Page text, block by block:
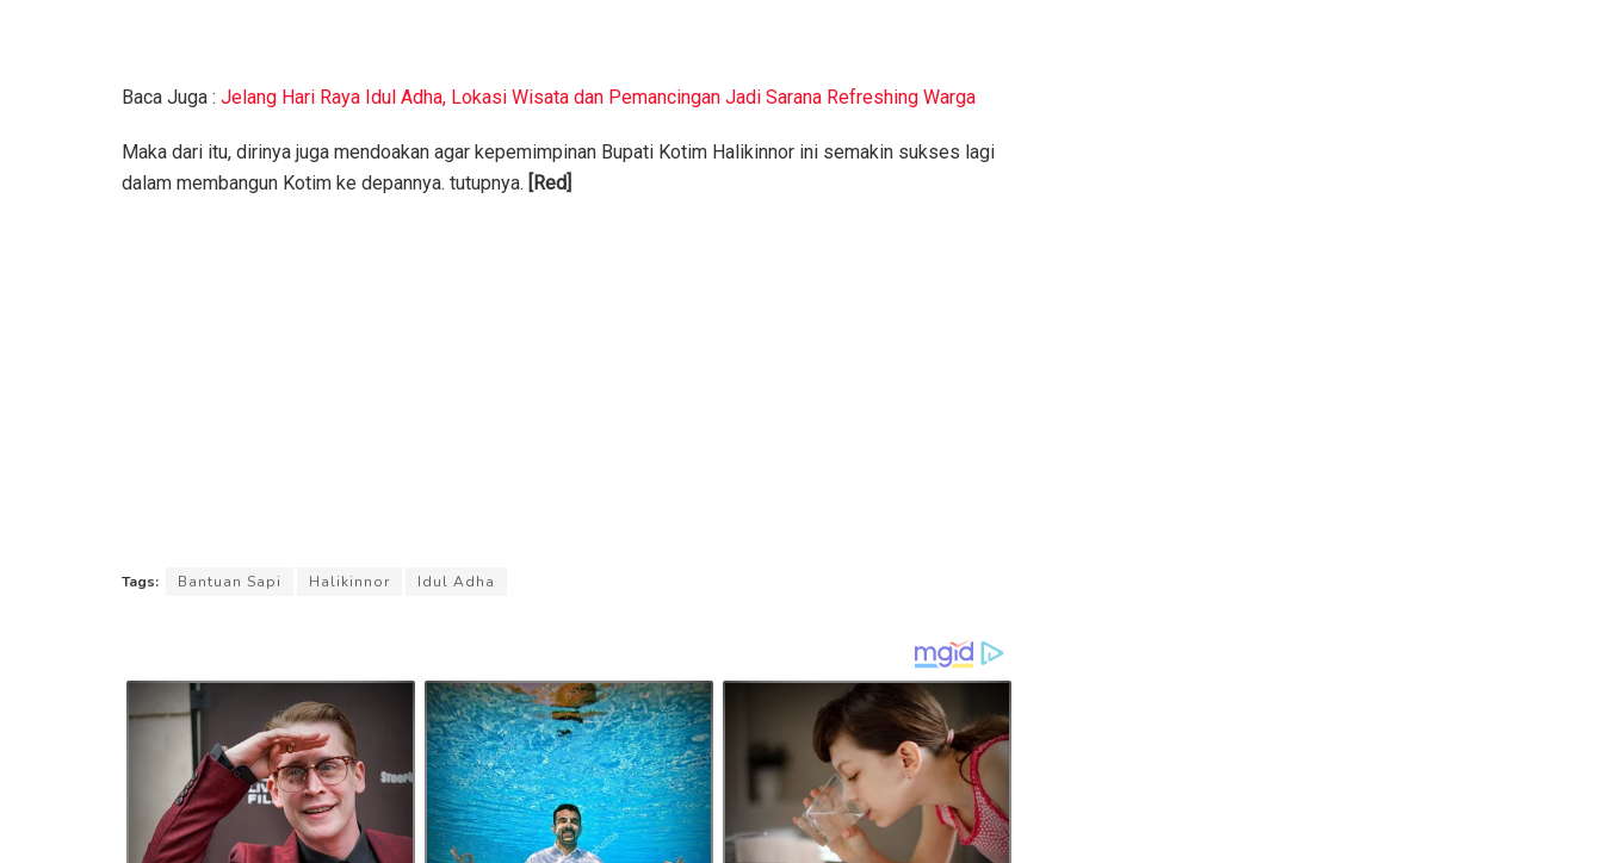
Baca Juga : Jelang Hari Raya Idul Adha, Lokasi Wisata dan Pemancingan Jadi Sarana Refreshing Warga
Maka dari itu, dirinya juga mendoakan agar kepemimpinan Bupati Kotim Halikinnor ini semakin sukses lagi
dalam membangun Kotim ke depannya. tutupnya. [Red]
Tags: Bantuan Sapi Halikinnor Idul Adha